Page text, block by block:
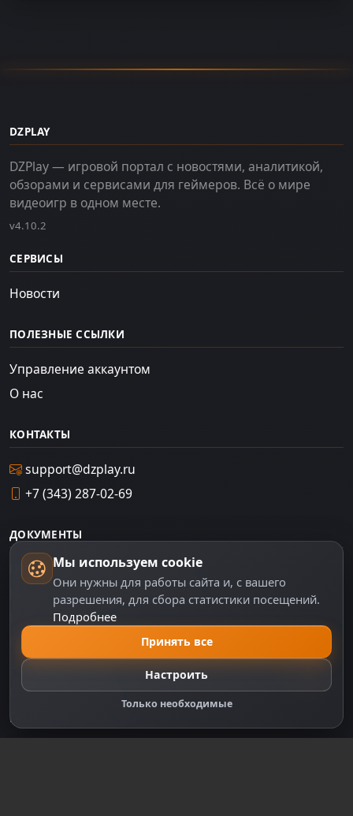
DZPLAY
DZPlay — игровой портал с новостями, аналитикой,
обзорами и сервисами для геймеров. Всё о мире
видеоигр в одном месте.
v4.10.2
СЕРВИСЫ
Новости
ПОЛЕЗНЫЕ ССЫЛКИ
Управление аккаунтом
О нас
КОНТАКТЫ
support@dzplay.ru
+7 (343) 287-02-69
ДОКУМЕНТЫ
Пользовательское соглашение
Политика персональных данных
Правила оплаты
Настройки cookie
Правообладателям
Правила сообщества
Мы используем cookie
Они нужны для работы сайта и, с вашего
разрешения, для сбора статистики посещений.
Подробнее
Принять все
Настроить
Только необходимые